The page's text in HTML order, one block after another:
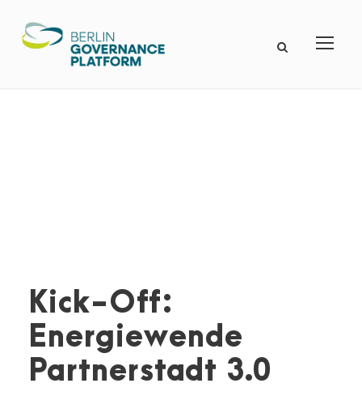
Kick-Off:
Energiewende
Partnerstadt 3.0